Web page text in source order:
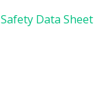
Safety Data Sheet